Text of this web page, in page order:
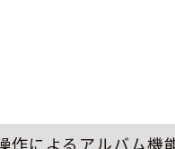
作によるアルバム機